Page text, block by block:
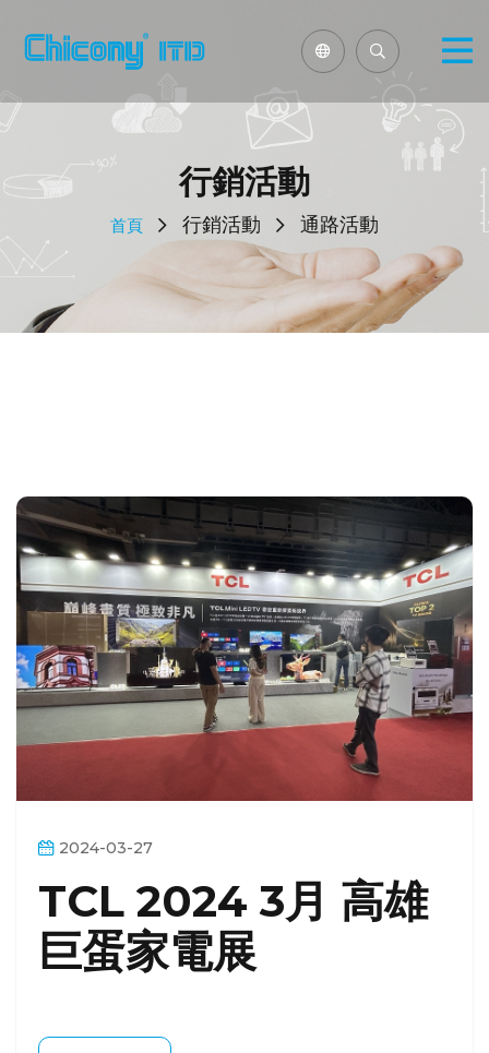
行銷活動
首頁 行銷活動 通路活動
2024-03-27
TCL 2024 3月 高雄
巨蛋家電展